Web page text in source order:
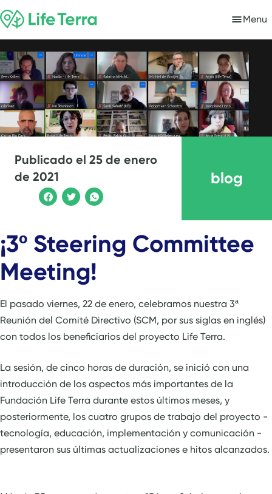
Menu
Publicado el 25 de enero
de 2021
blog
¡3º Steering Committee
Meeting!
El pasado viernes, 22 de enero, celebramos nuestra 3ª
Reunión del Comité Directivo (SCM, por sus siglas en inglés)
con todos los beneficiarios del proyecto Life Terra.
La sesión, de cinco horas de duración, se inició con una
introducción de los aspectos más importantes de la
Fundación Life Terra durante estos últimos meses, y
posteriormente, los cuatro grupos de trabajo del proyecto -
tecnología, educación, implementación y comunicación -
presentaron sus últimas actualizaciones e hitos alcanzados.